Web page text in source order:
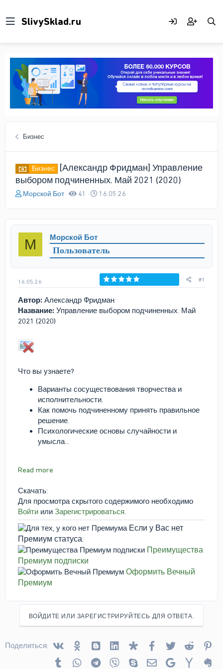
Бизнес
Бизнес
[Александр Фридман] Управление
выбором подчиненных. Май 2021 (2020)
А
о
р
е
ы
Морской Бот 41
Д
а
ч
а
л
16.05.26
М Морской Бот
Пользователь
16.05.26
Голосов: 0
#1
Автор: Александр Фридман
Название: Управление выбором подчиненных. Май
2021 (2020)
Что вы узнаете?
Варианты сосуществования творчества и
исполнительности.
Как помочь подчиненному принять правильное
решение.
Психологические основы случайности и
умысла...
Read more
Скачать:
Для просмотра скрытого содержимого необходимо
Войти или Зарегистрироваться
Если у Вас нет
Премиум статуса:
Преимущества
Премиум подписки
Оформить Вечный
Премиум
ВОЙДИТЕ ИЛИ ЗАРЕГИСТРИРУЙТЕСЬ ДЛЯ ОТВЕТА.
Поделиться: VkontakteOdnoklassniki
Blogger Linked InDiasporaFacebook
TwitterReddit
Tumblr WhatsAppTelegram
Viber SkypeЭлектронная почта
Google Yahoo